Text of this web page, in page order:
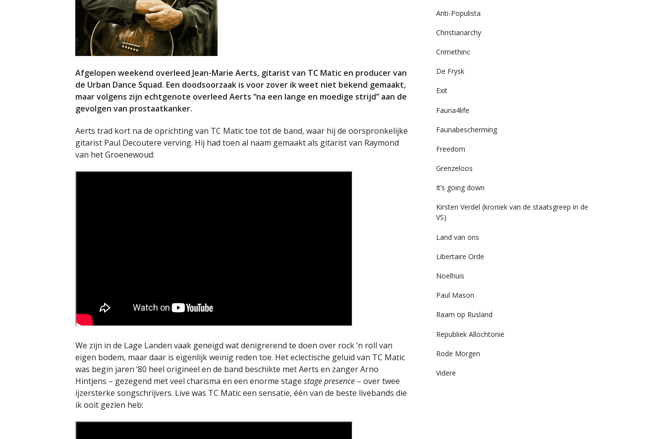
Afgelopen weekend overleed Jean-Marie Aerts, gitarist van TC Matic en producer van
de Urban Dance Squad. Een doodsoorzaak is voor zover ik weet niet bekend gemaakt,
maar volgens zijn echtgenote overleed Aerts “na een lange en moedige strijd” aan de
gevolgen van prostaatkanker.
Aerts trad kort na de oprichting van TC Matic toe tot de band, waar hij de oorspronkelijke
gitarist Paul Decoutere verving. Hij had toen al naam gemaakt als gitarist van Raymond
van het Groenewoud:
We zijn in de Lage Landen vaak geneigd wat denigrerend te doen over rock ’n roll van
eigen bodem, maar daar is eigenlijk weinig reden toe. Het eclectische geluid van TC Matic
was begin jaren ’80 heel origineel en de band beschikte met Aerts en zanger Arno
Hintjens – gezegend met veel charisma en een enorme stage stage presence – over twee
ijzersterke songschrijvers. Live was TC Matic een sensatie, één van de beste livebands die
ik ooit gezien heb:
Anti-Populista
Christianarchy
Crimethinc
De Frysk
Exit
Fauna4life
Faunabescherming
Freedom
Grenzeloos
It’s going down
Kirsten Verdel (kroniek van de staatsgreep in de
VS)
Land van ons
Libertaire Orde
Noelhuis
Paul Mason
Raam op Rusland
Republiek Allochtonië
Rode Morgen
Videre